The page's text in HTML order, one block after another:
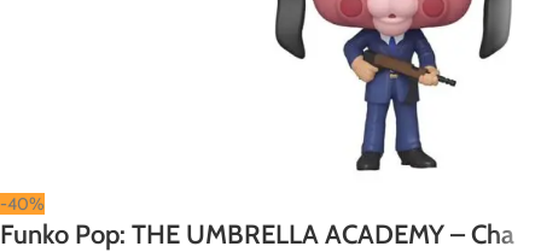
-40%
Funko Pop: THE UMBRELLA ACADEMY – Cha